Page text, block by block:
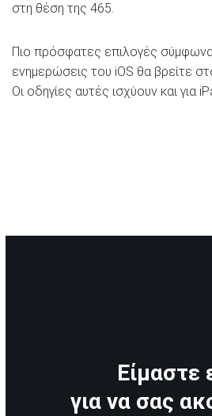
στη θέση της 465.
Πιο πρόσφατες επιλογές σύμφωνα
ενημερώσεις του iOS θα βρείτε
Οι οδηγίες αυτές ισχύουν και για
Είμαστε
για να σας